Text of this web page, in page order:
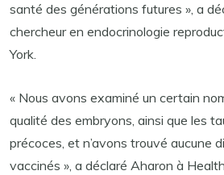
santé des générations futures », a
chercheur en endocrinologie
York.
« Nous avons examiné un certain
qualité des embryons, ainsi que les
précoces, et n’avons trouvé
vaccinés », a déclaré Aharon à